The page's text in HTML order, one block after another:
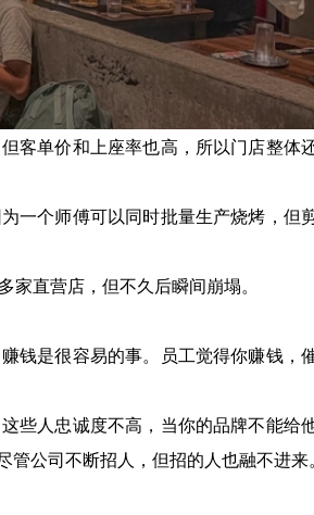
客单价和上座率也高，所以门店整体
一个师傅可以同时批量生产烧烤，但
直营店，但不久后瞬间崩塌。
钱是很容易的事。员工觉得你赚钱，
些人忠诚度不高，当你的品牌不能给
管公司不断招人，但招的人也融不进来